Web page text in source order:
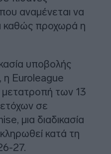
αναμένεται να
καθώς προχωρά η
υποβολής
η Euroleague
των 13
σε
μια διαδικασία
κατά τη
27.